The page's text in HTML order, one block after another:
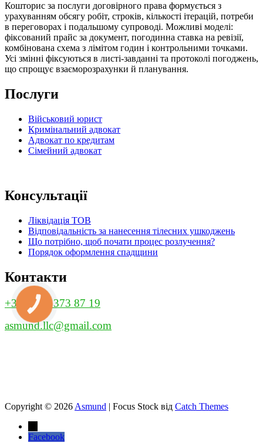
Кошторис за послуги договірного права формується з
урахуванням обсягу робіт, строків, кількості ітерацій, потреби
в переговорах і подальшому супроводі. Можливі моделі:
фіксований прайс за документ, погодинна ставка на ревізії,
комбінована схема з лімітом годин і контрольними точками.
Усі змінні фіксуються в листі-завданні та протоколі погоджень,
що спрощує взаєморозрахунки й планування.
Послуги
Військовий юрист
Кримінальний адвокат
Адвокат по кредитам
Сімейний адвокат
Консультації
Ліквідація ТОВ
Відповідальність за нанесення тілесних ушкоджень
Що потрібно, щоб почати процес розлучення?
Порядок оформлення спадщини
Контакти
+38 (067) 373 87 19
asmund.llc@gmail.com
Copyright © 2026 Asmund | Focus Stock від Catch Themes
Facebook
КНОПКА
ЗВ'ЯЗКУ